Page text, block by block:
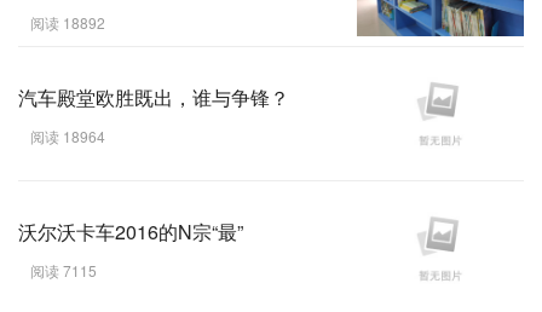
阅读 18892
汽车殿堂欧胜既出，谁与争锋？
阅读 18964
沃尔沃卡车2016的N宗“最”
阅读 7115